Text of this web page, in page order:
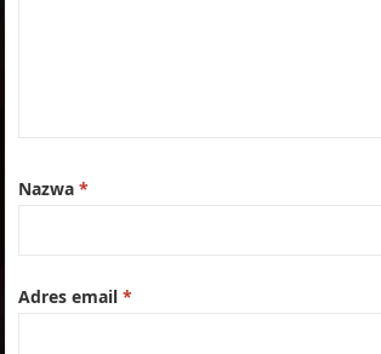
Nazwa*
Adres email*